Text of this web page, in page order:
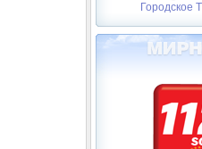
Городское